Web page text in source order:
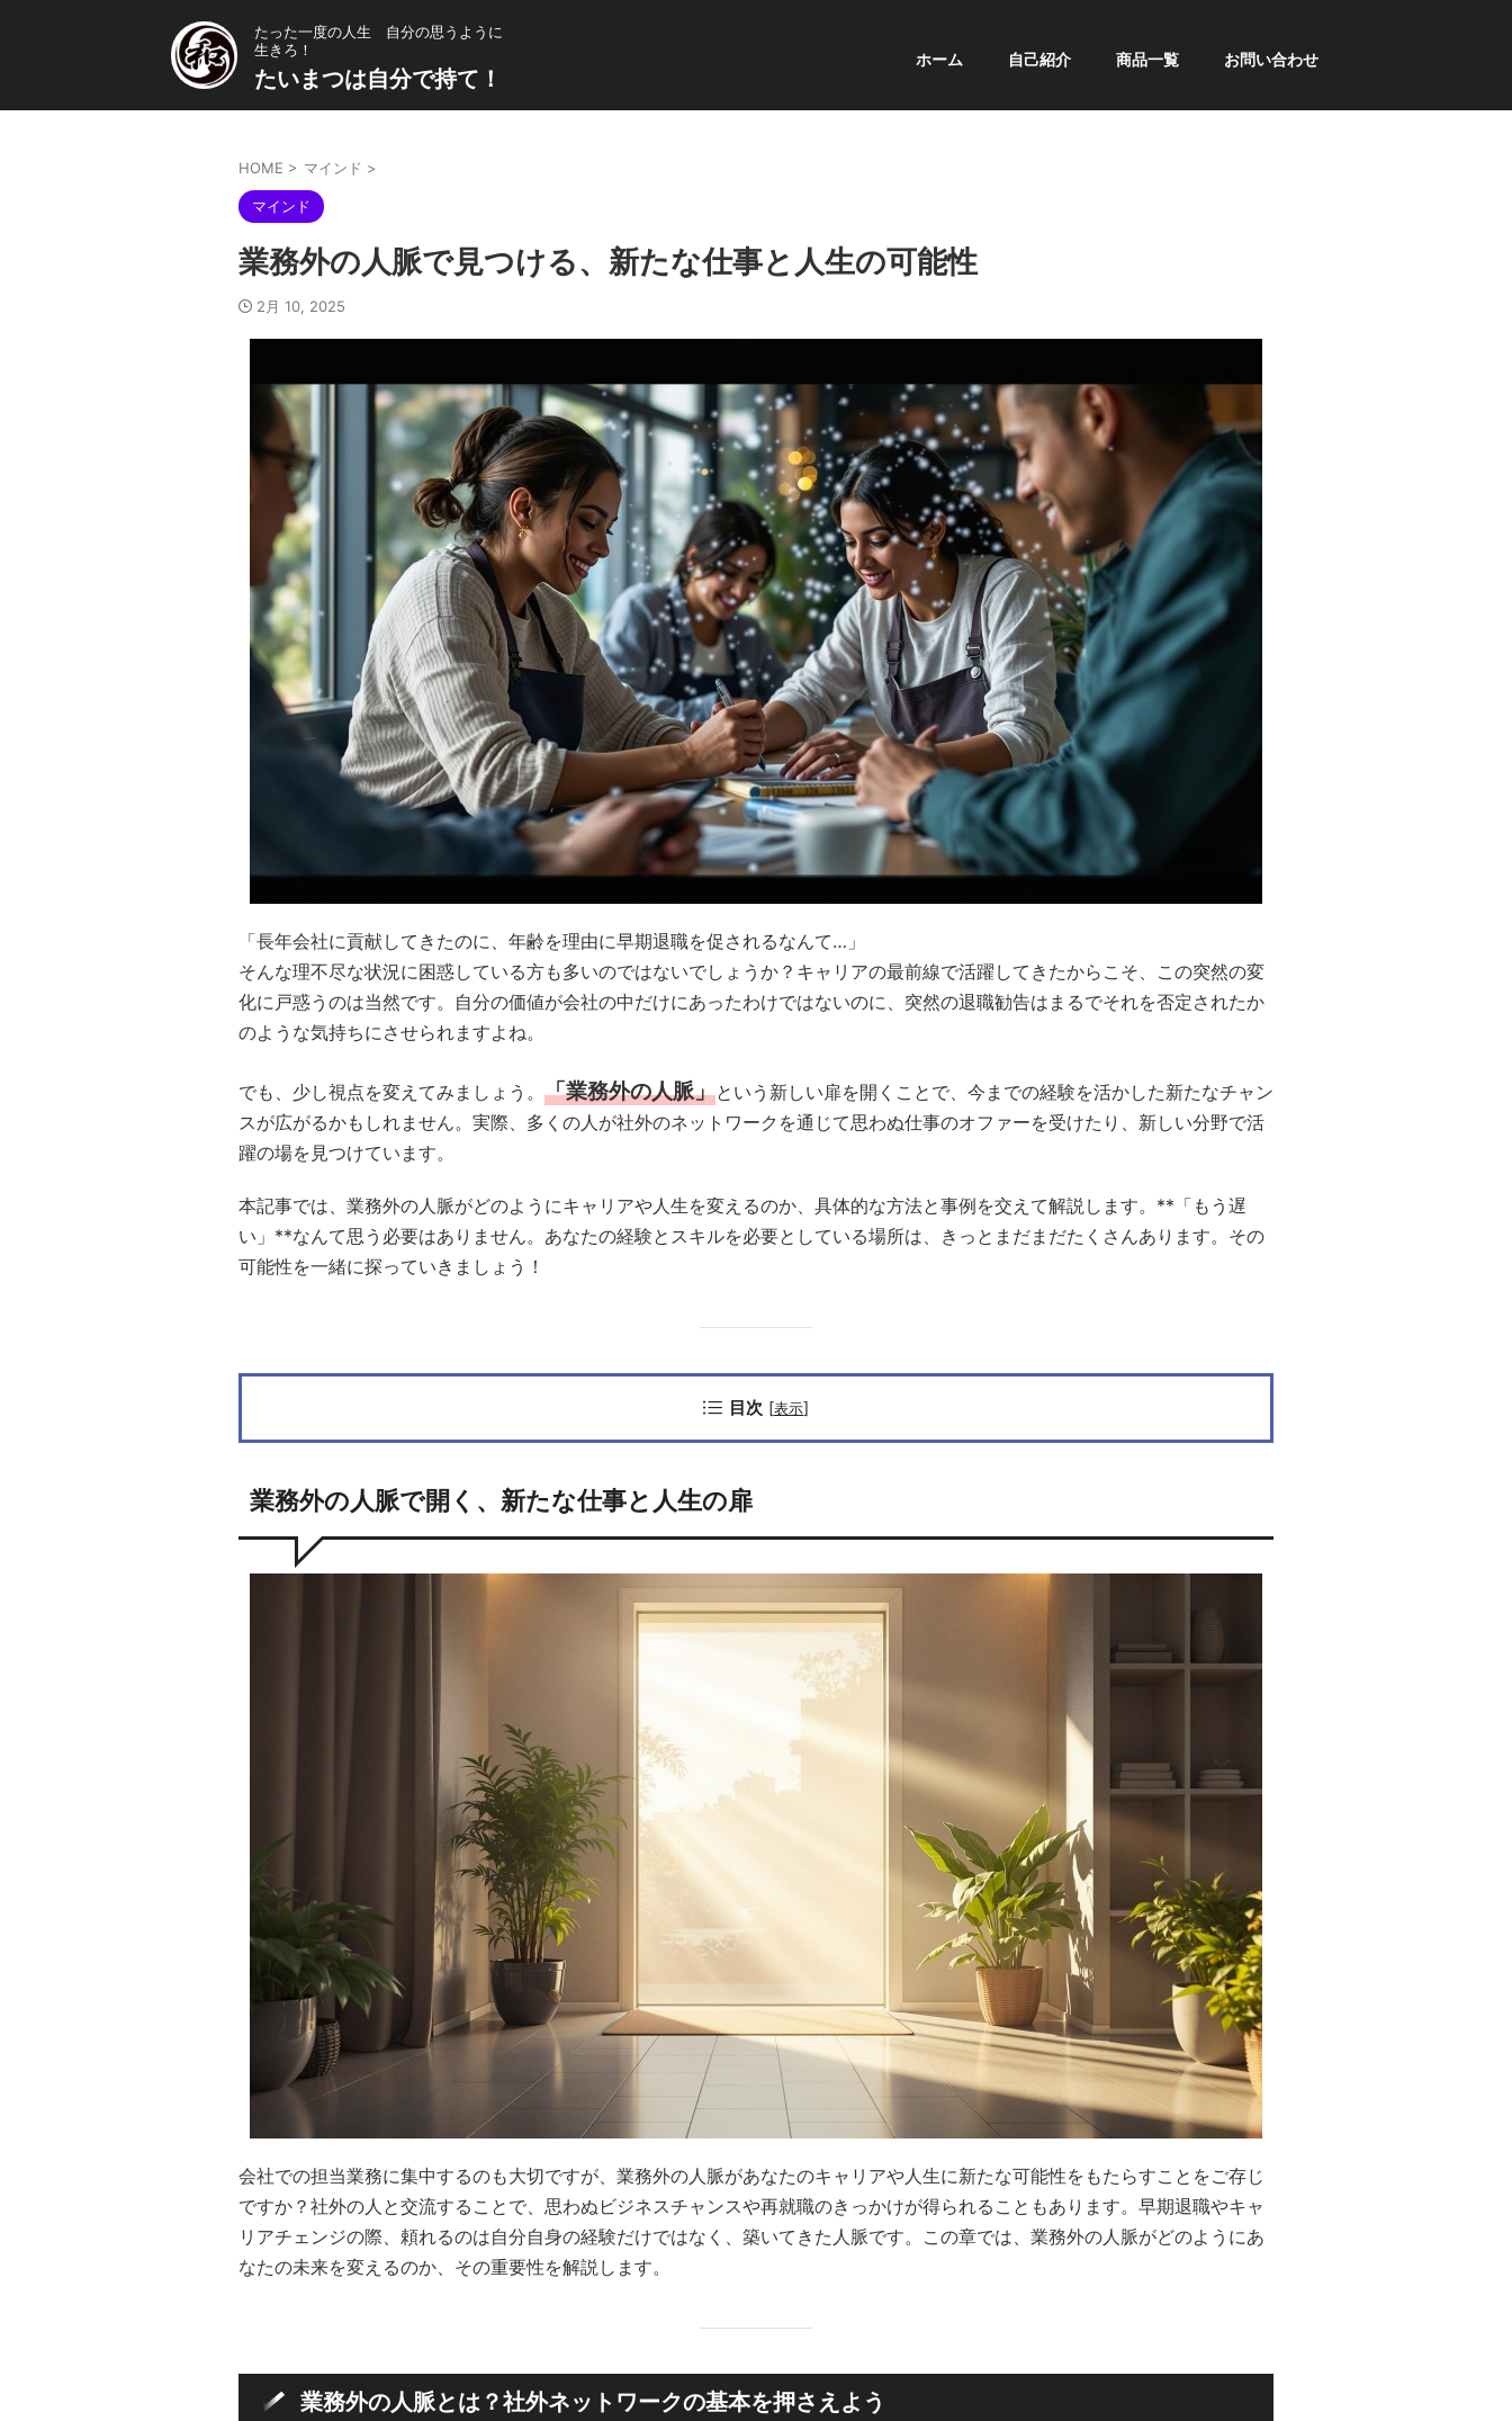
たった一度の人生 自分の思うように
生きろ！
たいまつは自分で持て！
ホーム 自己紹介 商品一覧 お問い合わせ
HOME > マインド >
マインド
業務外の人脈で見つける、新たな仕事と人生の可能性
2月 10, 2025
「長年会社に貢献してきたのに、年齢を理由に早期退職を促されるなんて…」
そんな理不尽な状況に困惑している方も多いのではないでしょうか？キャリアの最前線で活躍してきたからこそ、この突然の変
化に戸惑うのは当然です。自分の価値が会社の中だけにあったわけではないのに、突然の退職勧告はまるでそれを否定されたか
のような気持ちにさせられますよね。
でも、少し視点を変えてみましょう。 「業務外の人脈」という新しい扉を開くことで、今までの経験を活かした新たなチャン
スが広がるかもしれません。実際、多くの人が社外のネットワークを通じて思わぬ仕事のオファーを受けたり、新しい分野で活
躍の場を見つけています。
本記事では、業務外の人脈がどのようにキャリアや人生を変えるのか、具体的な方法と事例を交えて解説します。**「もう遅
い」**なんて思う必要はありません。あなたの経験とスキルを必要としている場所は、きっとまだまだたくさんあります。その
可能性を一緒に探っていきましょう！
目次 [表示]
業務外の人脈で開く、新たな仕事と人生の扉
会社での担当業務に集中するのも大切ですが、業務外の人脈があなたのキャリアや人生に新たな可能性をもたらすことをご存じ
ですか？社外の人と交流することで、思わぬビジネスチャンスや再就職のきっかけが得られることもあります。早期退職やキャ
リアチェンジの際、頼れるのは自分自身の経験だけではなく、築いてきた人脈です。この章では、業務外の人脈がどのようにあ
なたの未来を変えるのか、その重要性を解説します。
業務外の人脈とは？社外ネットワークの基本を押さえよう